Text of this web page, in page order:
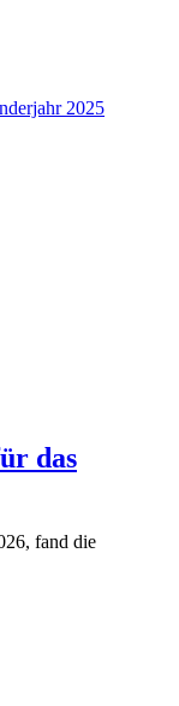
2025
das
fand die